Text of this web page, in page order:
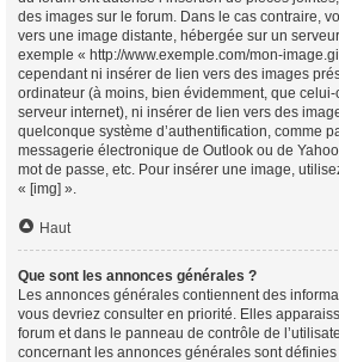
des images sur le forum. Dans le cas contraire,
vers une image distante, hébergée sur un
exemple « http://www.exemple.com/mon-
cependant ni insérer de lien vers des images
ordinateur (à moins, bien évidemment, que
serveur internet), ni insérer de lien vers des
quelconque système d’authentification, comme
messagerie électronique de Outlook ou de
mot de passe, etc. Pour insérer une image,
« [img] ».
Haut
Que sont les annonces générales ?
Les annonces générales contiennent des
vous devriez consulter en priorité. Elles
forum et dans le panneau de contrôle de
concernant les annonces générales sont